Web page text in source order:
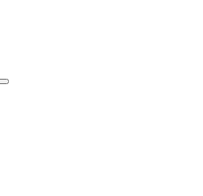
Toggle